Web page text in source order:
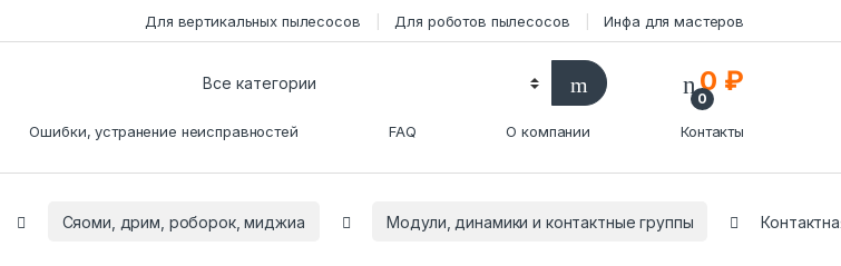
Для вертикальных пылесосов Для роботов пылесосов Инфа для мастеров
Ошибки, устранение неисправностей FAQ О компании Контакты
0
0 ₽
Сяоми, дрим, роборок, миджиа Модули, динамики и контактные группы